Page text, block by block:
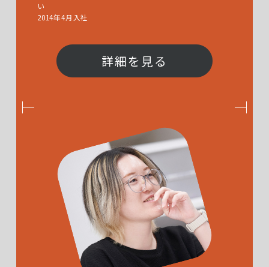
い
2014年4月入社
詳細を見る